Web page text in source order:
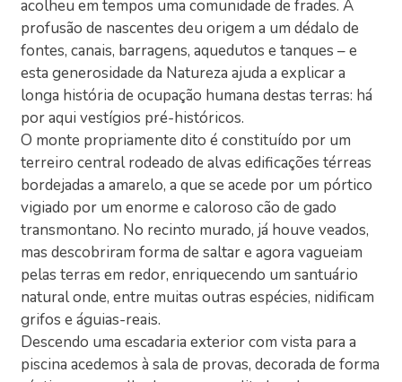
acolheu em tempos uma comunidade de frades. A
profusão de nascentes deu origem a um dédalo de
fontes, canais, barragens, aquedutos e tanques – e
esta generosidade da Natureza ajuda a explicar a
longa história de ocupação humana destas terras: há
por aqui vestígios pré-históricos.
O monte propriamente dito é constituído por um
terreiro central rodeado de alvas edificações térreas
bordejadas a amarelo, a que se acede por um pórtico
vigiado por um enorme e caloroso cão de gado
transmontano. No recinto murado, já houve veados,
mas descobriram forma de saltar e agora vagueiam
pelas terras em redor, enriquecendo um santuário
natural onde, entre muitas outras espécies, nidificam
grifos e águias-reais.
Descendo uma escadaria exterior com vista para a
piscina acedemos à sala de provas, decorada de forma